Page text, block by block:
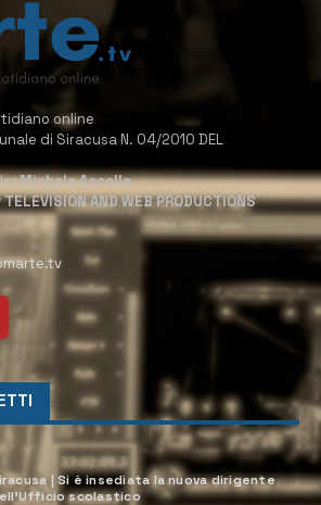
online
di Siracusa N. 04/2010 DEL
Michele Accolla
TELEVISION AND WEB PRODUCTIONS
| Si è insediata la nuova dirigente
scolastico